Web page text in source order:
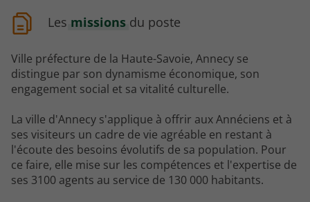
Les missions du poste
Ville préfecture de la Haute-Savoie, Annecy se
distingue par son dynamisme économique, son
engagement social et sa vitalité culturelle.
La ville d'Annecy s'applique à offrir aux Annéciens et à
ses visiteurs un cadre de vie agréable en restant à
l'écoute des besoins évolutifs de sa population. Pour
ce faire, elle mise sur les compétences et l'expertise de
ses 3100 agents au service de 130 000 habitants.